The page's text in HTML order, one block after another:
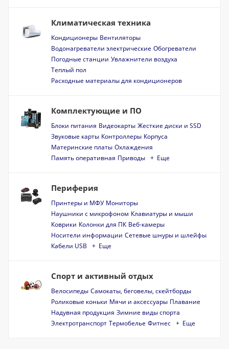
Климатическая техника
Кондиционеры Вентиляторы
Водонагреватели электрические Обогреватели
Погодные станции Увлажнители воздуха
Теплый пол
Расходные материалы для кондиционеров
Комплектующие и ПО
Блоки питания Видеокарты Жесткие диски и SSD
Звуковые карты Контроллеры Корпуса
Материнские платы Охлаждения
Память оперативная Приводы + Еще
Периферия
Принтеры и МФУ Мониторы
Наушники с микрофоном Клавиатуры и мыши
Коврики Колонки для ПК Веб-камеры
Носители информации Сетевые шнуры и шлейфы
Кабели USB
+ Еще
Спорт и активный отдых
Велосипеды Самокаты, беговелы, скейтборды
Роликовые коньки Мячи и аксессуары Плавание
Надувная продукция Зимние виды спорта
Электротранспорт Термобелье Фитнес + Еще